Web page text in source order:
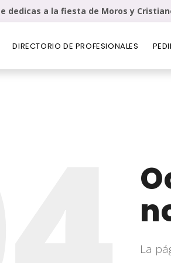
dedicas a la fiesta de Moros y
DIRECTORIO DE PROFESIONALES
La